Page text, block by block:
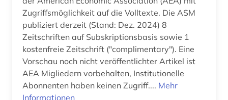
deutschland firmenverzeichnis (1)
deutschland handelsmarke (1)
deutschland statistik (1)
deutschland warenzeichen (1)
Zugriffsmöglichkeit auf die Volltexte. Die ASM
publiziert derzeit (Stand: Dez. 2024) 8
Zeitschriften auf Subskriptionsbasis sowie 1
kostenfreie Zeitschrift ("complimentary"). Eine
Vorschau noch nicht veröffentlichter Artikel ist
AEA Migliedern vorbehalten, Institutionelle
Abonnenten haben keinen Zugriff.... Mehr
Informationen